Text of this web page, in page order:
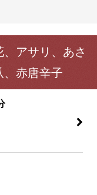
アサリ、あさ
、赤唐辛子